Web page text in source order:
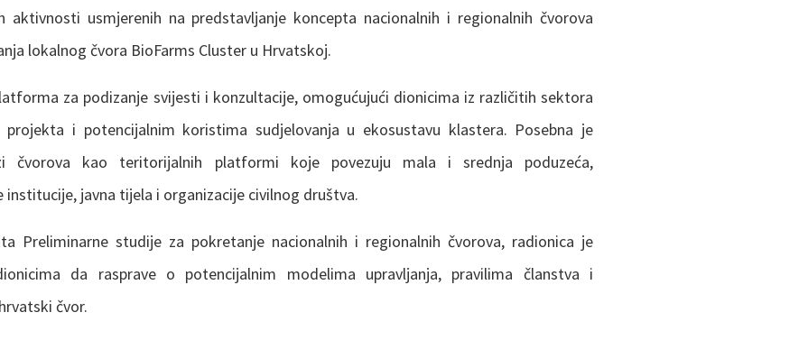
aktivnosti usmjerenih na predstavljanje koncepta nacionalnih i regionalnih čvorova
lokalnog čvora BioFarms Cluster u Hrvatskoj.
za podizanje svijesti i konzultacije, omogućujući dionicima iz različitih sektora
i potencijalnim koristima sudjelovanja u ekosustavu klastera. Posebna je
čvorova kao teritorijalnih platformi koje povezuju mala i srednja poduzeća,
javna tijela i organizacije civilnog društva.
Preliminarne studije za pokretanje nacionalnih i regionalnih čvorova, radionica je
da rasprave o potencijalnim modelima upravljanja, pravilima članstva i
čvor.